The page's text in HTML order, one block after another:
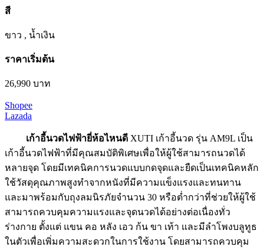
สี
ขาว , น้ำเงิน
ราคาเริ่มต้น
26,990 บาท
Shopee
Lazada
เก้าอี้นวดไฟฟ้ายี่ห้อไหนดี XUTI เก้าอี้นวด รุ่น AM9L เป็น
เก้าอี้นวดไฟฟ้าที่มีคุณสมบัติพิเศษเพื่อให้ผู้ใช้สามารถนวดได้
หลายจุด โดยมีเทคนิคการนวดแบบกดจุดและยืดเป็นเทคนิคหลัก
ใช้วัสดุคุณภาพสูงทำจากหนังที่มีความแข็งแรงและทนทาน
และมาพร้อมกับถุงลมนิรภัยจำนวน 30 หรือต่ำกว่าที่ช่วยให้ผู้ใช้
สามารถควบคุมความแรงและจุดนวดได้อย่างต่อเนื่องทั่ว
ร่างกาย ตั้งแต่ แขน คอ หลัง เอว ก้น ขา เท้า และมีลำโพงบลูทูธ
ในตัวเพื่อเพิ่มความสะดวกในการใช้งาน โดยสามารถควบคุม